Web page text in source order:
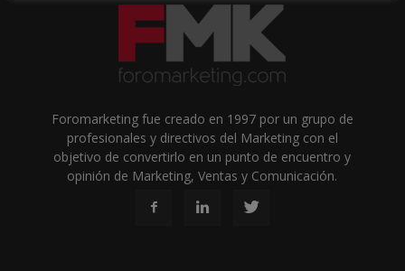
Foromarketing fue creado en 1997 por un grupo de
profesionales y directivos del Marketing con el
objetivo de convertirlo en un punto de encuentro y
opinión de Marketing, Ventas y Comunicación.